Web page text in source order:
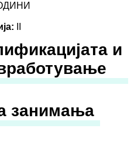
и
занимања